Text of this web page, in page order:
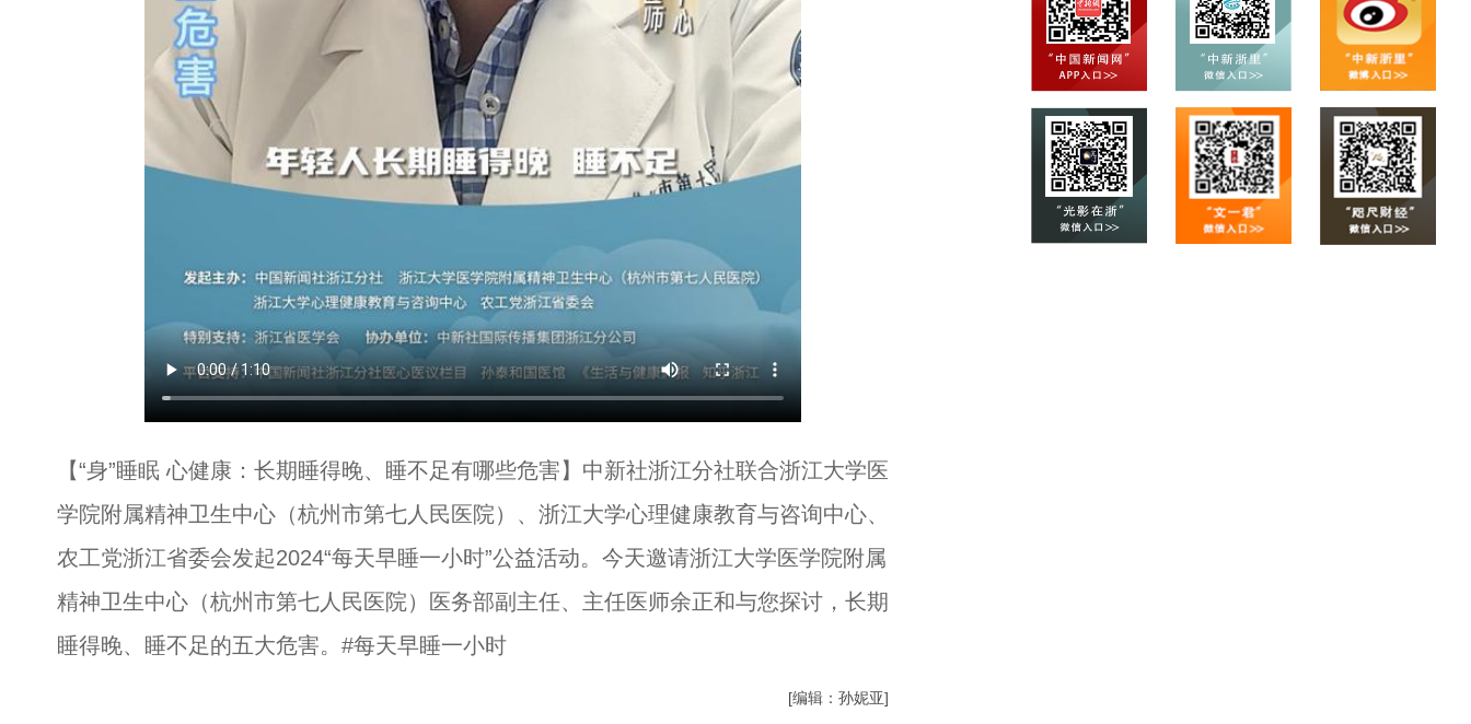
【“身”睡眠 心健康：长期睡得晚、睡不足有哪些危害】中新社浙江分社联合浙江大学医
学院附属精神卫生中心（杭州市第七人民医院）、浙江大学心理健康教育与咨询中心、
农工党浙江省委会发起2024“每天早睡一小时”公益活动。今天邀请浙江大学医学院附属
精神卫生中心（杭州市第七人民医院）医务部副主任、主任医师余正和与您探讨，长期
睡得晚、睡不足的五大危害。#每天早睡一小时
[编辑：孙妮亚]